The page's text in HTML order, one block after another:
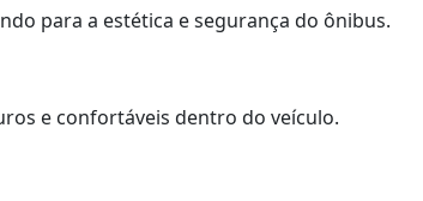
para a estética e segurança do ônibus.
e confortáveis dentro do veículo.